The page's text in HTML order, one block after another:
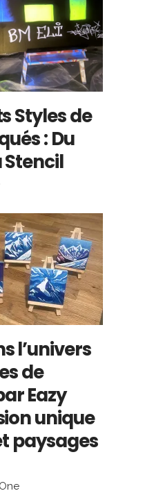
Styles de
: Du
l’univers
de
Eazy
unique
paysages